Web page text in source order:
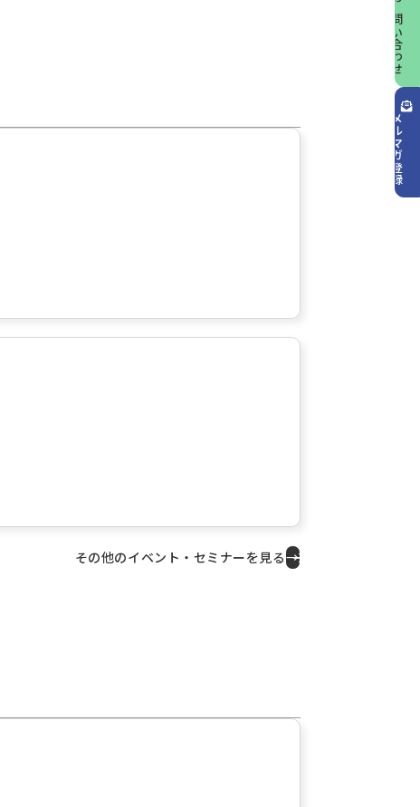
その他のイベント・セミナーを見る→
お問い合わせ
メルマガ登録